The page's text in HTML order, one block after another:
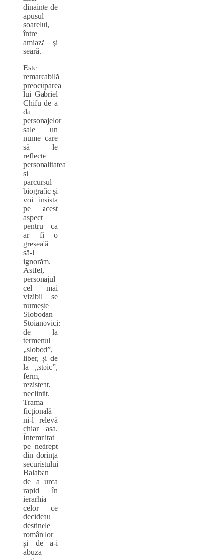
dinainte de
apusul
soarelui,
între
amiază și
seară.
Este
remarcabilă
preocuparea
lui Gabriel
Chifu de a
da
personajelor
sale un
nume care
să le
reflecte
personalitatea
și
parcursul
biografic și
voi insista
pe acest
aspect
pentru că
ar fi o
greșeală
să-l
ignorăm.
Astfel,
personajul
cel mai
vizibil se
numește
Slobodan
Stoianovici:
de la
termenul
„slobod”,
liber, și de
la „stoic”,
ferm,
rezistent,
neclintit.
Trama
ficțională
ni-l relevă
chiar așa.
Întemnițat
pe nedrept
din dorința
securistului
Balaban
de a urca
rapid în
ierarhia
celor ce
decideau
destinele
românilor
și de a-i
abuza